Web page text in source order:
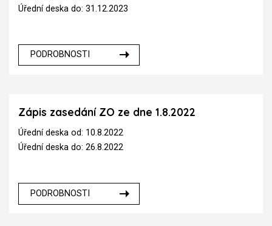
Úřední deska do: 31.12.2023
PODROBNOSTI
Zápis zasedání ZO ze dne 1.8.2022
Úřední deska od: 10.8.2022
Úřední deska do: 26.8.2022
PODROBNOSTI